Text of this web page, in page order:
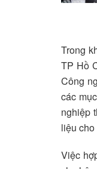
Trong
TP Hồ
Công
các
nghiệp
liệu
Việc